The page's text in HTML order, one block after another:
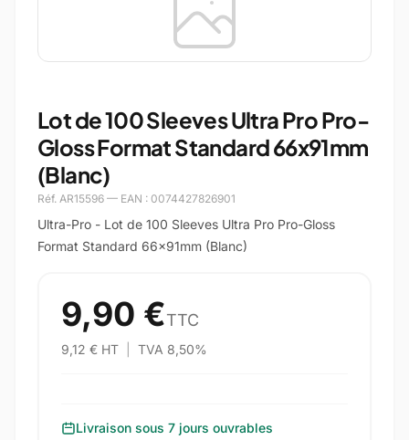
Lot de 100 Sleeves Ultra Pro Pro-
Gloss Format Standard 66x91mm
(Blanc)
Réf. AR15596 — EAN : 0074427826901
Ultra-Pro - Lot de 100 Sleeves Ultra Pro Pro-Gloss
Format Standard 66x91mm (Blanc)
9,90 €TTC
9,12 € HT TVA 8,50%
Livraison sous 7 jours ouvrables